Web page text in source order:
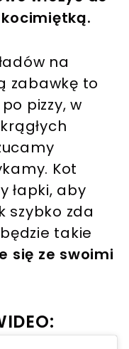
na
zabawkę to
pizzy, w
Kot
łapki, aby
szybko zda
takie
się ze swoimi